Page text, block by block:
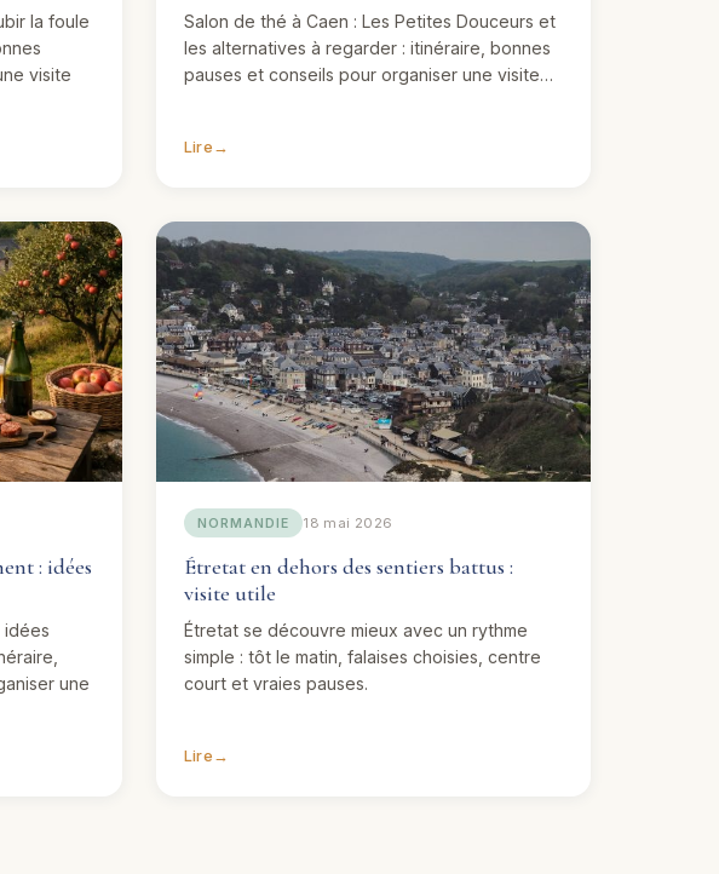
la foule
visite
Salon de thé à Caen : Les Petites Douceurs et
les alternatives à regarder : itinéraire, bonnes
pauses et conseils pour organiser une visite…
Lire →
: idées
idées
une
NORMANDIE 18 mai 2026
Étretat en dehors des sentiers battus :
visite utile
Étretat se découvre mieux avec un rythme
simple : tôt le matin, falaises choisies, centre
court et vraies pauses.
Lire →